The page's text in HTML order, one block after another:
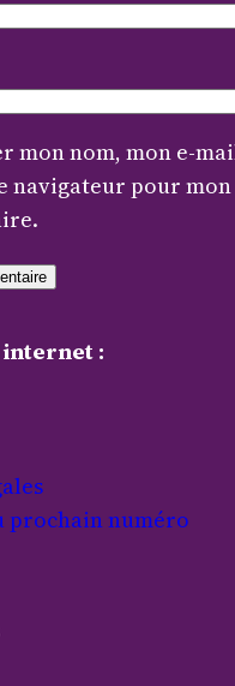
mon nom, mon e-
navigateur pour
:
prochain numéro